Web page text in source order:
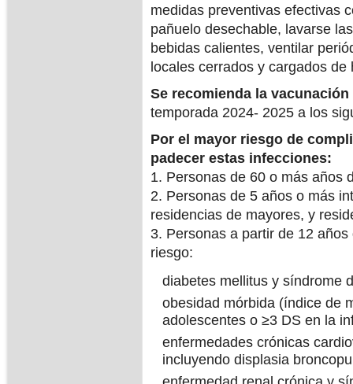
medidas preventivas efectivas
pañuelo desechable, lavarse
bebidas calientes, ventilar
locales cerrados y cargados de
Se recomienda la vacunación
temporada 2024- 2025 a los
Por el mayor riesgo de
padecer estas infecciones:
1. Personas de 60 o más años
2. Personas de 5 años o más
residencias de mayores, y
3. Personas a partir de 12
riesgo:
diabetes mellitus y síndrome
obesidad mórbida (índice de
adolescentes o ≥3 DS en la
enfermedades crónicas
incluyendo displasia